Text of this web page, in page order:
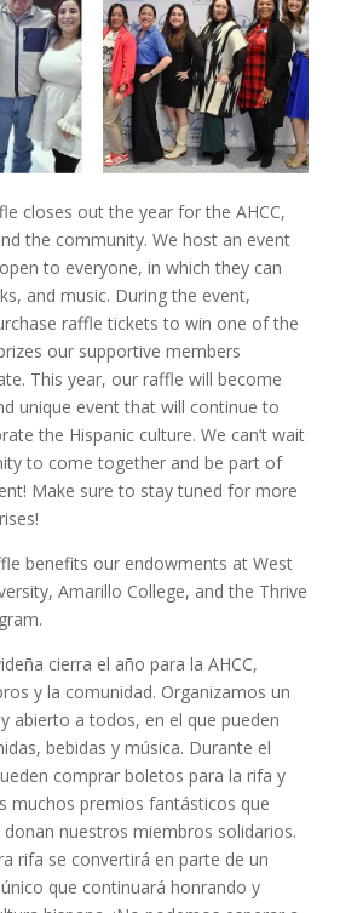
closes out the year for the AHCC,
the community. We host an event
to everyone, in which they can
and music. During the event,
raffle tickets to win one of the
our supportive members
This year, our raffle will become
unique event that will continue to
the Hispanic culture. We can’t wait
to come together and be part of
Make sure to stay tuned for more
benefits our endowments at West
Amarillo College, and the Thrive
cierra el año para la AHCC,
y la comunidad. Organizamos un
abierto a todos, en el que pueden
bebidas y música. Durante el
comprar boletos para la rifa y
muchos premios fantásticos que
nuestros miembros solidarios.
rifa se convertirá en parte de un
que continuará honrando y